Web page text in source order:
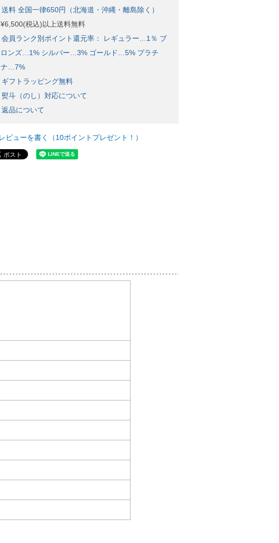
送料 全国一律650円（北海道・沖縄・離島除く）
¥6,500(税込)以上送料無料
会員ランク別ポイント還元率： レギュラー…1％ ブ
ロンズ…1% シルバー…3% ゴールド…5% プラチ
ナ…7%
ギフトラッピング無料
熨斗（のし）対応について
返品について
レビューを書く（10ポイントプレゼント！）